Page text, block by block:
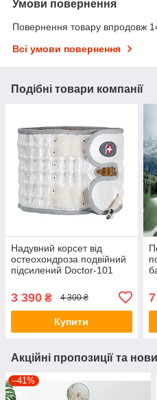
Умови повернення
Повернення товару впродовж
Всі умови повернення
Подібні товари компанії
Надувний корсет від
остеохондроза подвійний
підсилений Doctor-101
3 390 ₴ 4 300 ₴
Купити
Акційні пропозиції та
–41%